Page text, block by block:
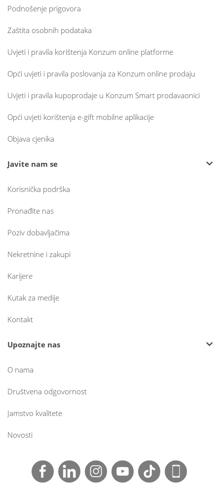
Podnošenje prigovora
Zaštita osobnih podataka
Uvjeti i pravila korištenja Konzum online platforme
Opći uvjeti i pravila poslovanja za Konzum online prodaju
Uvjeti i pravila kupoprodaje u Konzum Smart prodavaonici
Opći uvjeti korištenja e-gift mobilne aplikacije
Objava cjenika
Javite nam se
Korisnička podrška
Pronađite nas
Poziv dobavljačima
Nekretnine i zakupi
Karijere
Kutak za medije
Kontakt
Upoznajte nas
O nama
Društvena odgovornost
Jamstvo kvalitete
Novosti